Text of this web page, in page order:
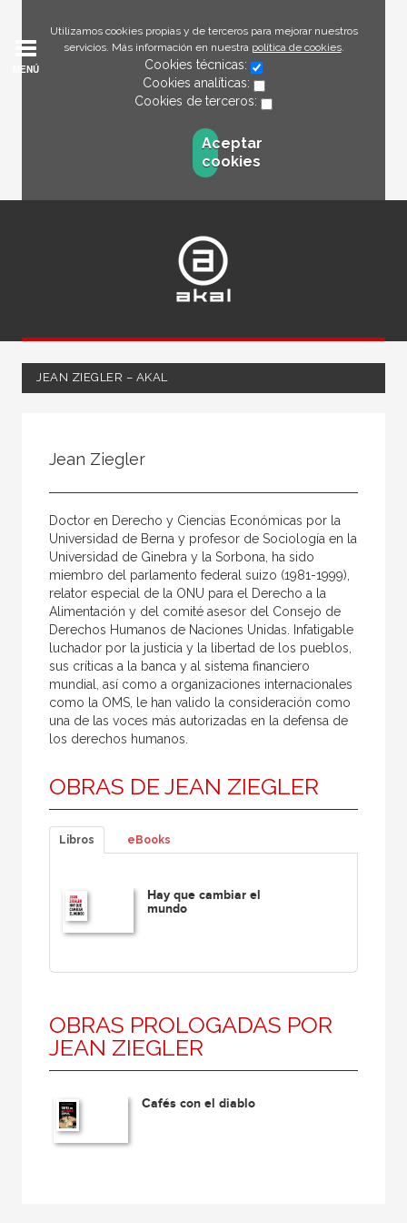
Utilizamos cookies propias y de terceros para mejorar nuestros
servicios. Más información en nuestra política de cookies.
Cookies técnicas:
Cookies analíticas:
Cookies de terceros:
Aceptar
cookies
MENÚ
JEAN ZIEGLER – AKAL
Coordinador
Editor
Editora
Escritor
Escritora
Ilustrador
Prologuista
Traductora
Jean Ziegler
Doctor en Derecho y Ciencias Económicas por la
Universidad de Berna y profesor de Sociología en la
Universidad de Ginebra y la Sorbona, ha sido
miembro del parlamento federal suizo (1981-1999),
relator especial de la ONU para el Derecho a la
Alimentación y del comité asesor del Consejo de
Derechos Humanos de Naciones Unidas. Infatigable
luchador por la justicia y la libertad de los pueblos,
sus críticas a la banca y al sistema financiero
mundial, así como a organizaciones internacionales
como la OMS, le han valido la consideración como
una de las voces más autorizadas en la defensa de
los derechos humanos.
OBRAS DE JEAN ZIEGLER
Libros eBooks
Hay que cambiar el
mundo
OBRAS PROLOGADAS POR
JEAN ZIEGLER
Cafés con el diablo